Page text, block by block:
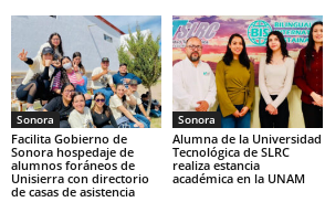
Sonora
Facilita Gobierno de
Sonora hospedaje de
alumnos foráneos de
Unisierra con directorio
de casas de asistencia
Sonora
Alumna de la Universidad
Tecnológica de SLRC
realiza estancia
académica en la UNAM